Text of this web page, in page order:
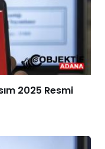
2025 Resmi